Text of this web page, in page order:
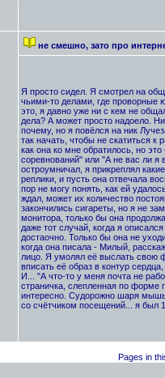
не смешно, зато про
Я просто сидел. Я смотрел на
чьими-то делами, где проворные
это, я давно уже ни с кем не
дела? А может просто надоело.
почему, но я повёлся на ник
так начать, чтобы не скатиться
как она ко мне обратилось, но
соревнований" или "А не вас ли я
остроумничал, я прикреплял
реплики, и пусть она отвечала
пор не могу понять, как ей
ждал, может их количество
закончились сигареты, но я не
монитора, только бы она
даже тот случай, когда я
достаочно. Только бы она не
когда она писала - Милый,
лицо. Я умолял её выслать свою
вписать её образ в контур
И... "А что-то у меня почта не
страничка, слепленная по форме
интересно. Судорожно шаря
со счётчиком посещений... я был
Pages in